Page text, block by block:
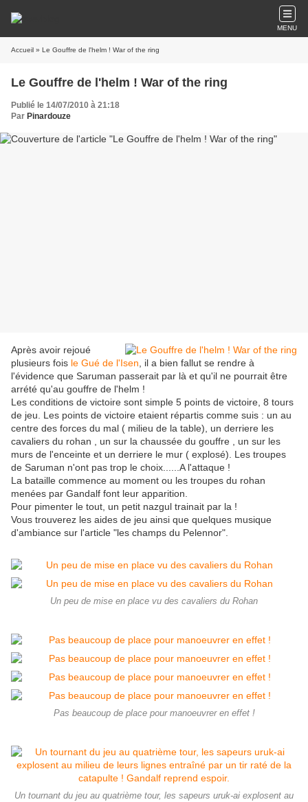
MENU
Accueil » Le Gouffre de l'helm ! War of the ring
Le Gouffre de l'helm ! War of the ring
Publié le 14/07/2010 à 21:18
Par Pinardouze
Après avoir rejoué
plusieurs fois le Gué de l'Isen , il a bien fallut se rendre à
l'évidence que Saruman passerait par là et qu'il ne pourrait être
arrété qu'au gouffre de l'helm !
Les conditions de victoire sont simple 5 points de victoire, 8 tours
de jeu. Les points de victoire etaient répartis comme suis : un au
centre des forces du mal ( milieu de la table), un derriere les
cavaliers du rohan , un sur la chaussée du gouffre , un sur les
murs de l'enceinte et un derriere le mur ( explosé). Les troupes
de Saruman n'ont pas trop le choix......A l'attaque !
La bataille commence au moment ou les troupes du rohan
menées par Gandalf font leur apparition.
Pour pimenter le tout, un petit nazgul trainait par la !
Vous trouverez les aides de jeu ainsi que quelques musique
d'ambiance sur l'article "les champs du Pelennor".
Un peu de mise en place vu des cavaliers du Rohan
Pas beaucoup de place pour manoeuvrer en effet !
Un tournant du jeu au quatrième tour, les sapeurs uruk-ai explosent au